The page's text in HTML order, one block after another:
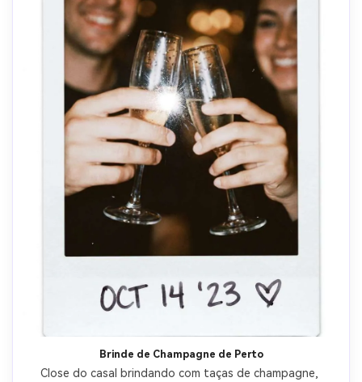
Brinde de Champagne de Perto
Close do casal brindando com taças de champagne,